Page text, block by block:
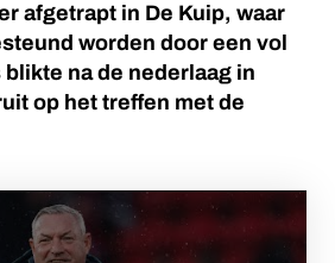
afgetrapt in De Kuip, waar
worden door een vol
na de nederlaag in
op het treffen met de